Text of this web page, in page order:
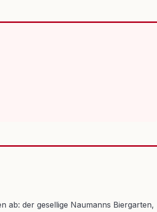
ab: der gesellige Naumanns Biergarten,